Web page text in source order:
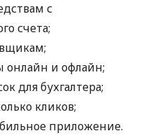
с
счета;
онлайн и офлайн;
для бухгалтера;
кликов;
приложение.